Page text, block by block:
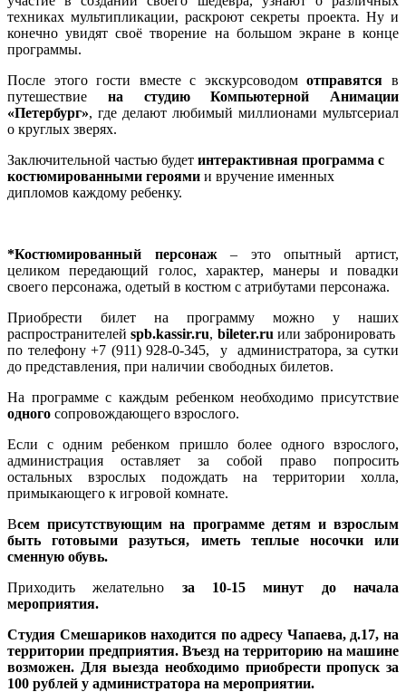
техниках мультипликации, раскроют секреты проекта. Ну и
конечно увидят своё творение на большом экране в конце
программы.
После этого гости вместе с экскурсоводомотправятся в
путешествие на студию Компьютерной Анимации
«Петербург», где делают любимый миллионами мультсериал
о круглых зверях.
Заключительной частью будет интерактивная программа с
костюмированными героями и вручение именных
дипломов каждому ребенку.
*Костюмированный персонаж– это опытный артист,
целиком передающий голос, характер, манеры и повадки
своего персонажа, одетый в костюм с атрибутами персонажа.
Приобрести билет на программу можно у наших
распространителейspb.kassir.ru, bileter.ru или забронировать
по телефону +7 (911) 928-0-345, у администратора, за сутки
до представления, при наличии свободных билетов.
На программе с каждым ребенком необходимо присутствие
одного сопровождающего взрослого.
Если с одним ребенком пришло более одного взрослого,
администрация оставляет за собой право попросить
остальных взрослых подождать на территории холла,
примыкающего к игровой комнате.
Всем присутствующим на программе детям и взрослым
быть готовыми разуться, иметь теплые носочки или
сменную обувь.
Приходить желательно за 10-15 минут до начала
мероприятия.
Студия Смешариков находится по адресу Чапаева, д.17, на
территории предприятия. Въезд на территорию на машине
возможен. Для выезда необходимо приобрести пропуск за
100 рублей у администратора на мероприятии.